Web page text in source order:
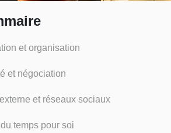
et organisation
et négociation
et réseaux sociaux
temps pour soi